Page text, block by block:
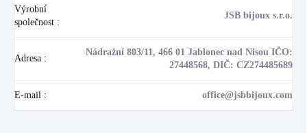
Výrobní
společnost :
JSB bijoux s.r.o.
Adresa :
Nádražní 803/11, 466 01 Jablonec nad Nisou IČO:
27448568, DIČ: CZ274485689
E-mail : office@jsbbijoux.com